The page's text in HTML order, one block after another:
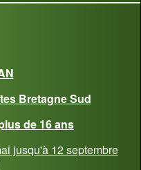
Bretagne Sud
de 16 ans
jusqu'à 12 septembre